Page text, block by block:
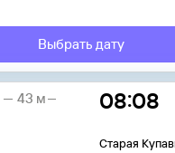
Выбрать дату
08:08
Старая
43 м